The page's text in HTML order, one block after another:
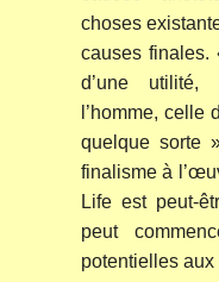
choses
causes finales.
d’une utilité,
l’homme, celle
quelque sorte
finalisme à
Life est peut-
peut
potentielles